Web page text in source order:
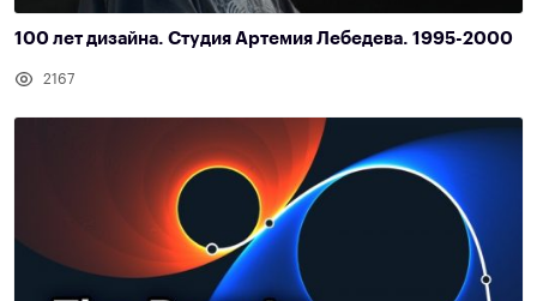
100 лет дизайна. Студия Артемия Лебедева. 1995-2000
2167